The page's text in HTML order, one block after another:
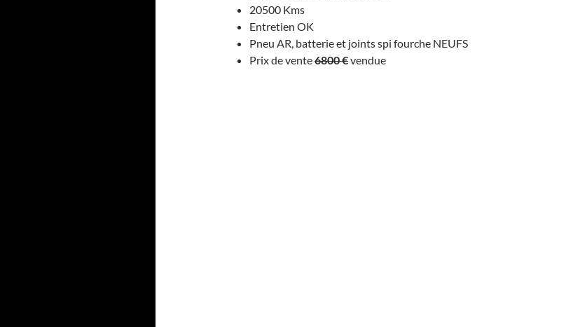
20500 Kms
Entretien OK
Pneu AR, batterie et joints spi fourche NEUFS
Prix de vente6800 €vendue